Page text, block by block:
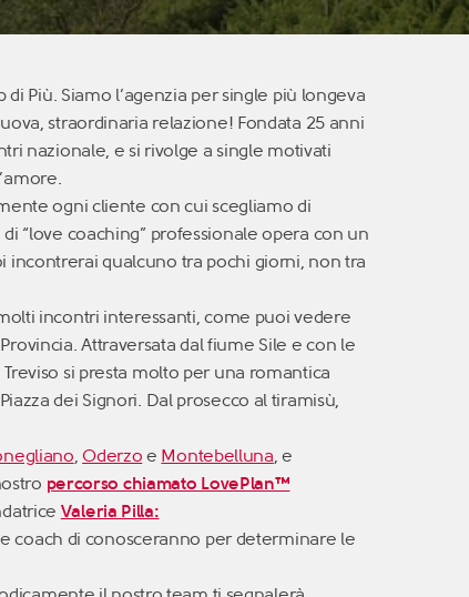
Più. Siamo l’agenzia per single più longeva
straordinaria relazione! Fondata 25 anni
nazionale, e si rivolge a single motivati
ogni cliente con cui scegliamo di
“love coaching” professionale opera con un
incontrerai qualcuno tra pochi giorni, non tra
incontri interessanti, come puoi vedere
Attraversata dal fiume Sile e con le
si presta molto per una romantica
dei Signori. Dal prosecco al tiramisù,
,Oderzo e Montebelluna , e
percorso chiamato LovePlan™
Valeria Pilla:
coach di conosceranno per determinare le